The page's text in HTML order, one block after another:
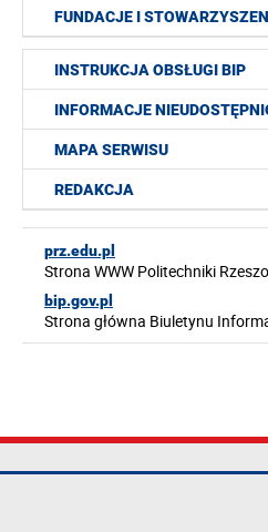
FUNDACJE I
INSTRUKCJA OBSŁUGI BIP
INFORMACJE
MAPA SERWISU
REDAKCJA
prz.edu.pl
Strona WWW Politechniki
bip.gov.pl
Strona główna Biuletynu
Politechnika
tel.: +48